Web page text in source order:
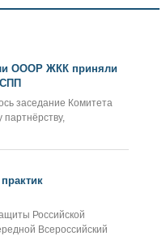
ОООР ЖКК приняли
заседание Комитета
Российской
Всероссийский